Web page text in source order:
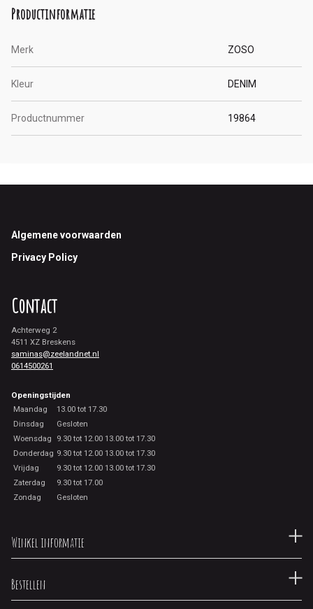
Productinformatie
Merk ZOSO
Kleur DENIM
Productnummer 19864
Footer
Algemene voorwaarden
Privacy Policy
Contact
Achterweg 2
4511 XZ Breskens
saminas@zeelandnet.nl
0614500261
Openingstijden
Maandag
13.00 tot 17.30
Dinsdag
Gesloten
Woensdag
9.30 tot 12.00 13.00 tot 17.30
Donderdag 9.30 tot 12.00 13.00 tot 17.30
Vrijdag
9.30 tot 12.00 13.00 tot 17.30
Zaterdag
9.30 tot 17.00
Zondag
Gesloten
Winkel informatie
Bestellen